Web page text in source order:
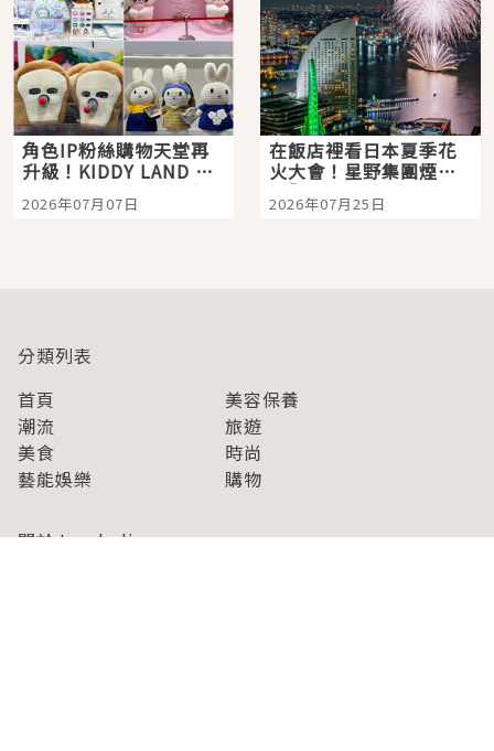
角色IP粉絲購物天堂再
升級！KIDDY LAND 原
宿店吉伊卡哇迎客，新
開幕 OMOKADO 店3分
2026年07月07日
在飯店裡看日本夏季花
火大會！星野集團煙火
景觀飯店6選，讓你不用
人擠人悠閒欣賞
2026年07月25日
分類列表
首頁
美容保養
潮流
旅遊
美食
時尚
藝能娛樂
購物
關於Japaholic